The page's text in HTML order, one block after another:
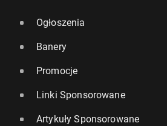
Ogłoszenia
Banery
Promocje
Linki Sponsorowane
Artykuły Sponsorowane